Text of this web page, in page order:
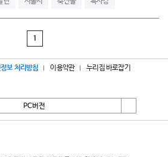
1
보 처리방침 이용약관 누리집 바로잡기
PC버전